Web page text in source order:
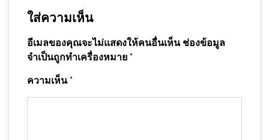
ใส่ความเห็น
อีเมลของคุณจะไม่แสดงให้คนอื่นเห็น ช่องข้อมูล
จำเป็นถูกทำเครื่องหมาย *
ความเห็น*